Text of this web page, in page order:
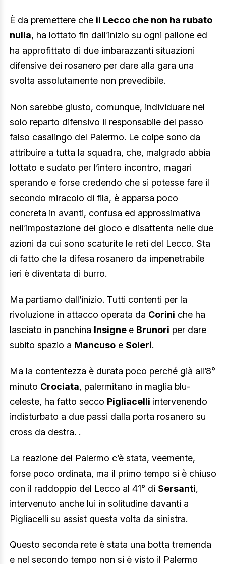
È da premettere che il Lecco che non ha rubato
nulla, ha lottato fin dall’inizio su ogni pallone ed
ha approfittato di due imbarazzanti situazioni
difensive dei rosanero per dare alla gara una
svolta assolutamente non prevedibile.
Non sarebbe giusto, comunque, individuare nel
solo reparto difensivo il responsabile del passo
falso casalingo del Palermo. Le colpe sono da
attribuire a tutta la squadra, che, malgrado abbia
lottato e sudato per l’intero incontro, magari
sperando e forse credendo che si potesse fare il
secondo miracolo di fila, è apparsa poco
concreta in avanti, confusa ed approssimativa
nell’impostazione del gioco e disattenta nelle due
azioni da cui sono scaturite le reti del Lecco. Sta
di fatto che la difesa rosanero da impenetrabile
ieri è diventata di burro.
Ma partiamo dall’inizio. Tutti contenti per la
rivoluzione in attacco operata da Corini che ha
lasciato in panchina Insigne e Brunori per dare
subito spazio a Mancuso e Soleri.
Ma la contentezza è durata poco perché già all’8°
minuto Crociata, palermitano in maglia blu-
celeste, ha fatto secco Pigliacelli intervenendo
indisturbato a due passi dalla porta rosanero su
cross da destra. .
La reazione del Palermo c’è stata, veemente,
forse poco ordinata, ma il primo tempo si è chiuso
con il raddoppio del Lecco al 41° di Sersanti,
intervenuto anche lui in solitudine davanti a
Pigliacelli su assist questa volta da sinistra.
Questo seconda rete è stata una botta tremenda
e nel secondo tempo non si è visto il Palermo